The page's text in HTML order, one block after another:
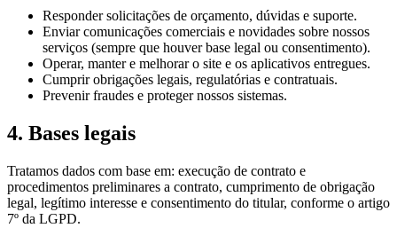
Responder solicitações de orçamento, dúvidas e suporte.
Enviar comunicações comerciais e novidades sobre nossos
serviços (sempre que houver base legal ou consentimento).
Operar, manter e melhorar o site e os aplicativos entregues.
Cumprir obrigações legais, regulatórias e contratuais.
Prevenir fraudes e proteger nossos sistemas.
4. Bases legais
Tratamos dados com base em: execução de contrato e
procedimentos preliminares a contrato, cumprimento de obrigação
legal, legítimo interesse e consentimento do titular, conforme o artigo
7º da LGPD.